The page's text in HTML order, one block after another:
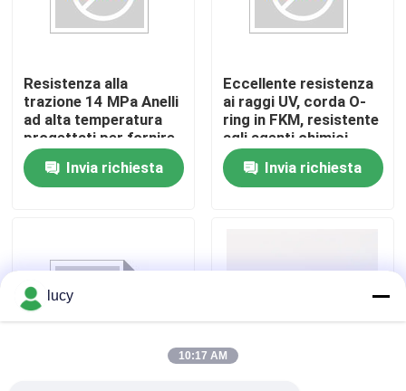
Chi siamo
Fatory Tour
Controllo di qualità
notizie
Tutti i casi
Resistenza alla
trazione 14 MPa Anelli
ad alta temperatura
progettati per fornire
una buona resistenza
all'abrasione e
stabilità di tenuta a
Invia richiesta
Eccellente resistenza
ai raggi UV, corda O-
ring in FKM, resistente
agli agenti chimici,
durevole, corda
sigillante adatta per
ambienti chimici
Invia richiesta
lucy
10:17 AM